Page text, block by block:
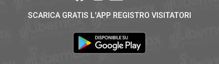
SCARICA GRATIS L'APP REGISTRO VISITATORI